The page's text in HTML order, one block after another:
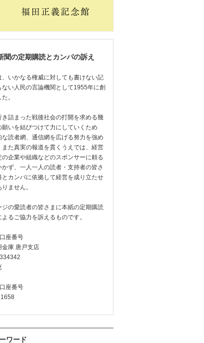
聞の定期購読とカンパの訴え
、いかなる権威に対しても書けない記
ない人民の言論機関として1955年に創
。
き詰まった戦後社会の打開を求める幾
願いを結びつけて力にしていくため
な読者網、通信網を広げる努力を強め
また真実の報道を貫くうえでは、経営
の企業や組織などのスポンサーに頼る
かず、一人一人の読者・支持者の皆さ
とカンパに依拠して経営を成り立たせ
ません。
ジの愛読者の皆さまに本紙の定期購読
よるご協力を訴えるものです。
座番号
金庫 唐戸支店
座番号
ワード